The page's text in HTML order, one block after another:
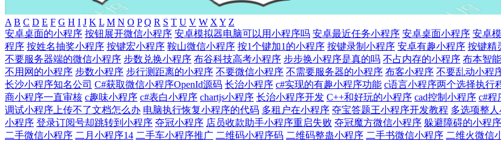
A B C D E F G H I J K L M N O P Q R S T U V W X Y Z
安卓桌面的小程序 按钮展开微信小程序 安卓模拟器电脑可以用小程序吗 安卓最近任务小程序 安卓桌面小程序 安卓
程序 按姓名抽奖小程序 按键宏小程序 鞍山微信小程序 按1个键加1的小程序 按键录制小程序 安卓有趣小程序 按键精
不要服务器端的微信小程序 步数兑换小程序 布谷科技高考小程序 步步换小程序是真的吗 不占内存的小程序 布本智
不用网的小程序 步数小程序 步行测距离的小程序 不要微信小程序 不需要服务器的小程序 布客小程序 不要乱动小程
长沙小程序知名公司 C#获取微信小程序OpenId源码 长治小程序 c#实现的有趣小程序功能 c语言小程序两个选择执行
商小程序一直审核 c趣味小程序 c#表白小程序 chartjs小程序 长治小程序开发 C++和好玩的小程序 cad控制小程序 c#程
调试小程序上传不了文档怎么办 电脑执行恢复小程序的代码 多租户在小程序 夺宝答题王小程序开发教程 多选项整
小程序 登录订阅号却跳转到小程序 夺冠小程序 店员收款助手小程序重启失败 夺冠魔方微信小程序 躲避障碍的小程
二手微信小程序 二月小程序14 二手车小程序推广 二维码小程序码 二维码整蛊小程序 二手书微信小程序 二维火微信